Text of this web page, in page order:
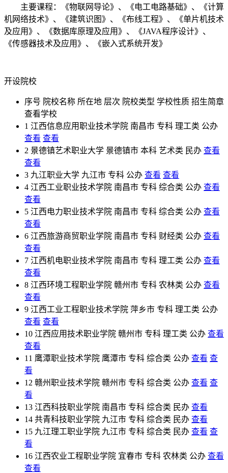
主要课程：《物联网导论》、《电工电路基础》、《计算
机网络技术》、《建筑识图》、《布线工程》、《单片机技术
及应用》、《数据库原理及应用》、《JAVA程序设计》、
《传感器技术及应用》、《嵌入式系统开发》
开设院校
序号 院校名称 所在地 层次 院校类型 学校性质 招生简章
查看学校
1 江西信息应用职业技术学院 南昌市 专科 理工类 公办
查看 查看
2 景德镇艺术职业大学 景德镇市 本科 艺术类 民办 查看
查看
3 九江职业大学 九江市 专科 公办 查看 查看
4 江西工业职业技术学院 南昌市 专科 综合类 公办 查看
查看
5 江西电力职业技术学院 南昌市 专科 综合类 公办 查看
查看
6 江西旅游商贸职业学院 南昌市 专科 财经类 公办 查看
查看
7 江西机电职业技术学院 南昌市 专科 理工类 公办 查看
查看
8 江西环境工程职业学院 赣州市 专科 农林类 公办 查看
查看
9 江西工业工程职业技术学院 萍乡市 专科 理工类 公办
查看 查看
10 江西应用技术职业学院 赣州市 专科 理工类 公办 查看
查看
11 鹰潭职业技术学院 鹰潭市 专科 综合类 公办 查看 查
看
12 赣州职业技术学院 赣州市 专科 综合类 公办 查看 查
看
13 江西科技职业学院 南昌市 专科 综合类 民办 查看
14 共青科技职业学院 九江市 专科 综合类 民办 查看
15 九江理工职业学院 九江市 专科 综合类 民办 查看 查
看
16 江西农业工程职业学院 宜春市 专科 农林类 公办 查看
查看